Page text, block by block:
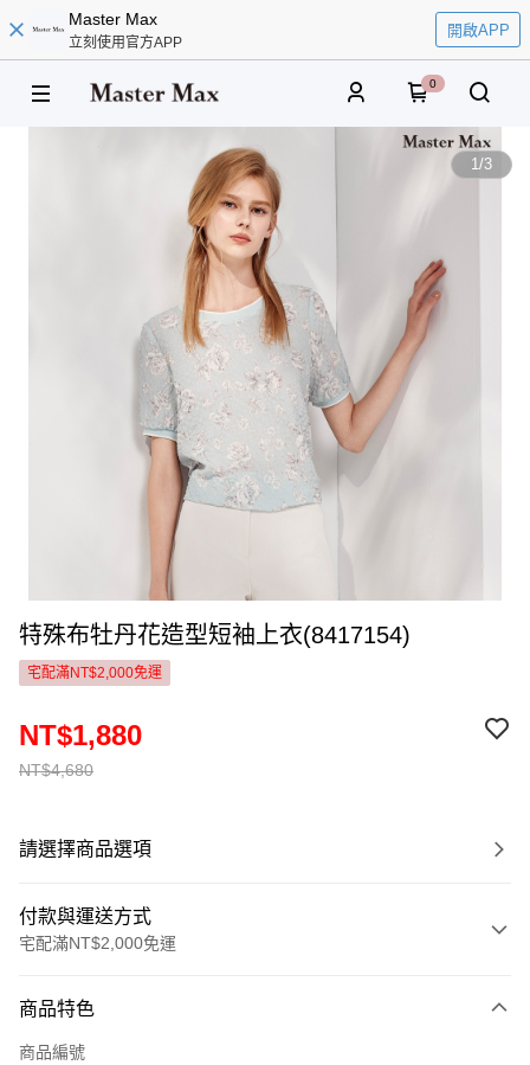
Master Max
立刻使用官方APP
開啟APP
0
1/3
特殊布牡丹花造型短袖上衣(8417154)
宅配滿NT$2,000免運
NT$4,680
NT$1,880
請選擇商品選項
付款與運送方式
宅配滿NT$2,000免運
信用卡一次付款
商品特色
商品編號